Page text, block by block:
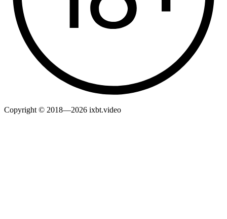
Copyright © 2018—2026 ixbt.video